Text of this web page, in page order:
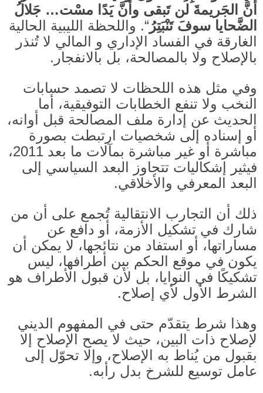
أنَّ الجَريمةَ لن تَبقى وأنَّ يَدًا مسْت… جَلالُ
الضَّحايا سوفَ تَنْبَتِرُ“. واللحظة الليبية الحالية
الغارقة في الفساد الإداري و المالي لا تُنذر
بالإصلاح ولا بالمصالحة، بل بالانفجار .
وفي مثل هذه اللحظات لا تصمد حسابات
النخب ولا تنفع الخطابات التوفيقية، أما
الحديث عن إدارة ملف المصالحة قبل أوانه،
أو إسناده إلى شخصيات ارتبطت بصورة
مباشرة أو غير مباشرة بمآلات ما بعد 2011،
فيثير إشكاليات تتجاوز البعد السياسي إلى
البعد المعرفي والأخلاقي.
ذلك أن التجارب الانتقالية تُجمع على أن من
شارك في تشكيل الأزمة، أو دافع عن
مساراتها، أو استفاد من نتائجها، لا يمكن أن
يكون في موقع الحكم بين أطرافها، ليس
تشكيكًا في النوايا، بل لأن قبول الأطراف هو
الشرط الأول لأي إصلاح.
وهذا شرط يتقدّم حتى في المفهوم الديني
لإصلاح ذات البين، حيث لا يصح الإصلاح إلا
بقبول من يُناط به الإصلاح، وإلا تحوّل إلى
عامل توسيع للشرخ بدل رأبه.